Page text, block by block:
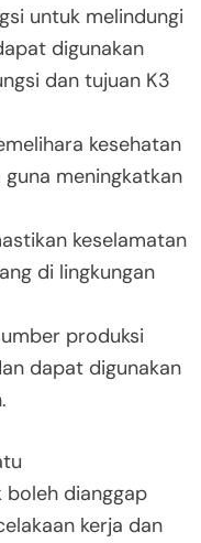
untuk melindungi
digunakan
dan tujuan K3
kesehatan
meningkatkan
keselamatan
di lingkungan
produksi
dapat digunakan
dianggap
kerja dan